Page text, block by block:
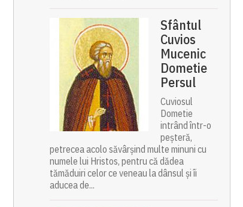
Sfântul
Cuvios
Mucenic
Dometie
Persul
Cuviosul
Dometie
intrând într-o
peșteră,
petrecea acolo săvârșind multe minuni cu
numele lui Hristos, pentru că dădea
tămăduiri celor ce veneau la dânsul și îi
aducea de...